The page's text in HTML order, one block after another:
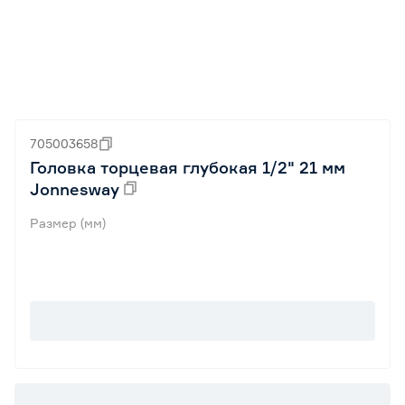
705003658
Головка торцевая глубокая 1/2" 21 мм
Jonnesway
Размер (мм)